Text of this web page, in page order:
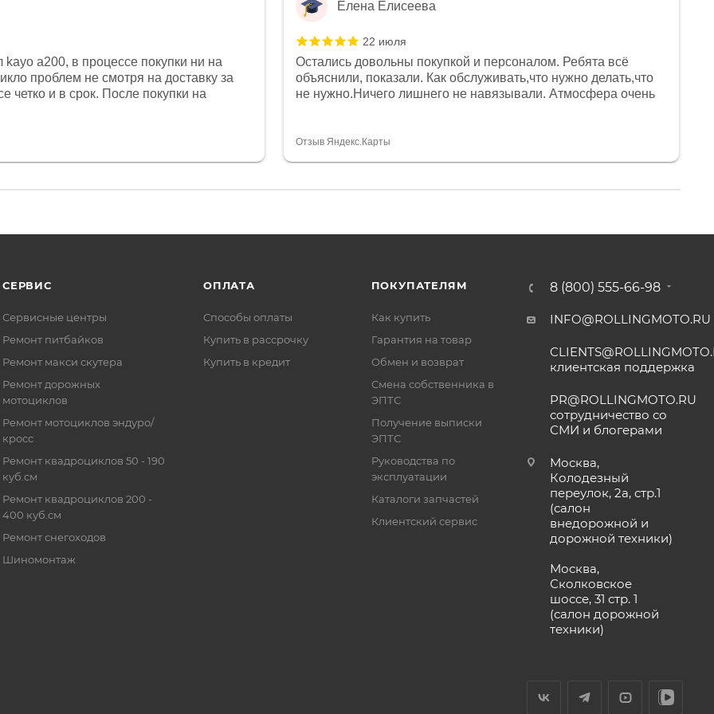
kayo a200, в процессе покупки ни на
проблем не смотря на доставку за
четко и в срок. После покупки на
0, при этом представители магазина
и в итоге проблема была решена.
о небезразличии к клиенту после
Елена Елисеева
22 июля
Остались довольны покупкой и персоналом. Ребята всё
объяснили, показали. Как обслуживать,что нужно делать,что
не нужно.Ничего лишнего не навязывали. Атмосфера очень
огромное спасибо Дмитрию, за клиентоориентированность и
Отзыв Яндекс.Карты
СЕРВИС
Сервисные центры
Ремонт питбайков
Ремонт макси скутера
Ремонт дорожных
мотоциклов
Ремонт мотоциклов эндуро/
кросс
Ремонт квадроциклов 50 - 190
куб.см
Ремонт квадроциклов 200 -
400 куб.см
Ремонт снегоходов
Шиномонтаж
ОПЛАТА
Способы оплаты
Купить в рассрочку
Купить в кредит
ПОКУПАТЕЛЯМ
Как купить
Гарантия на товар
Обмен и возврат
Смена собственника в
ЭПТС
Получение выписки
ЭПТС
Руководства по
эксплуатации
Каталоги запчастей
Клиентский сервис
8 (800) 555-66-98
INFO@ROLLINGMOTO.RU
клиентская поддержка
PR@ROLLINGMOTO.RU
сотрудничество со
СМИ и блогерами
Москва,
Колодезный
переулок, 2а, стр.1
(салон
внедорожной и
дорожной техники)
Москва,
Сколковское
шоссе, 31 стр. 1
(салон дорожной
техники)